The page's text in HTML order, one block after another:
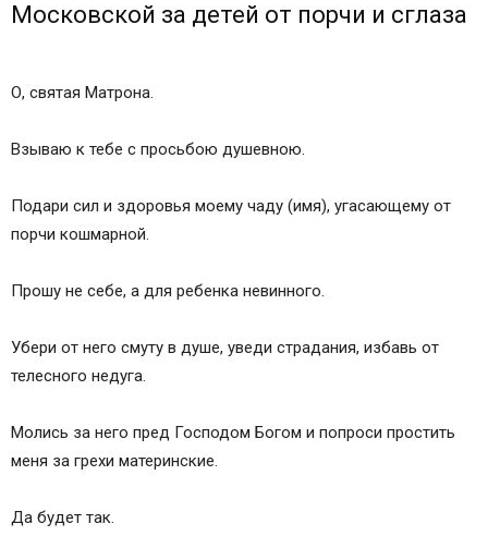
Московской за детей от порчи и сглаза
О, святая Матрона.
Взываю к тебе с просьбою душевною.
Подари сил и здоровья моему чаду (имя), угасающему от
порчи кошмарной.
Прошу не себе, а для ребенка невинного.
Убери от него смуту в душе, уведи страдания, избавь от
телесного недуга.
Молись за него пред Господом Богом и попроси простить
меня за грехи материнские.
Да будет так.